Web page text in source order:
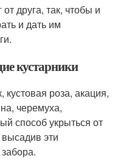
друга, так, чтобы и
и дать им
кустарники
роза, акация,
черемуха,
способ укрыться от
эти